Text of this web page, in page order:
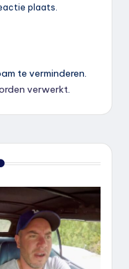
plaats.
te verminderen.
verwerkt.